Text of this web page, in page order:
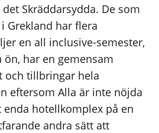
Skräddarsydda. De som
Grekland har flera
en all inclusive-semester,
har en gemensam
och tillbringar hela
eftersom Alla är inte nöjda
enda hotellkomplex på en
andra sätt att